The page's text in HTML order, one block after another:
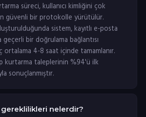
süreci, kullanıcı kimliğini çok
güvenli bir protokolle yürütülür.
sistem, kayıtlı e-posta
geçerli bir doğrulama bağlantısı
ortalama 4-8 saat içinde tamamlanır.
kurtarma taleplerinin %94'ü ilk
sonuçlanmıştır.
gereklilikleri nelerdir?